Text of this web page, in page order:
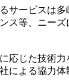
サービスは
ス等、ニーズ
応じた技術
による協力